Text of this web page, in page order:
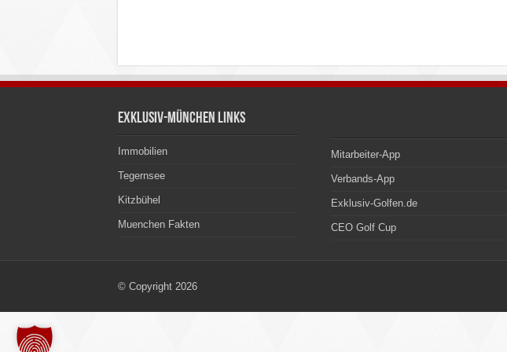
Exklusiv-München Links
Immobilien
Tegernsee
Kitzbühel
Muenchen Fakten
Mitarbeiter-App
Verbands-App
Exklusiv-Golfen.de
CEO Golf Cup
© Copyright 2026